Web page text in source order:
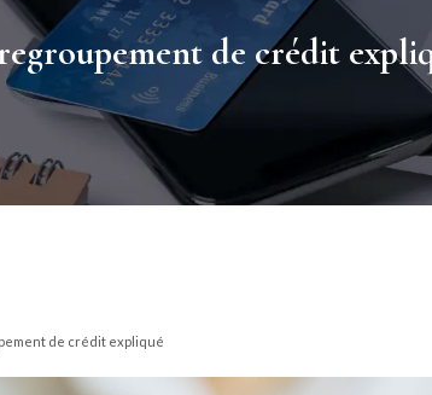
de crédit
de crédit expliqué